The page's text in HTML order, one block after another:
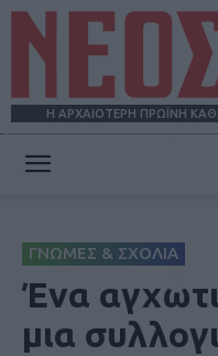
Η ΑΡΧΑΙΟΤΕΡΗ ΠΡΩΪΝΗ
ΓΝΩΜΕΣ & ΣΧΟΛΙΑ
Ένα
μια